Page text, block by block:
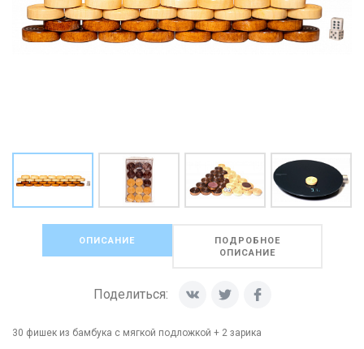
ОПИСАНИЕ
ПОДРОБНОЕ
ОПИСАНИЕ
Поделиться:
30 фишек из бамбука с мягкой подложкой + 2 зарика